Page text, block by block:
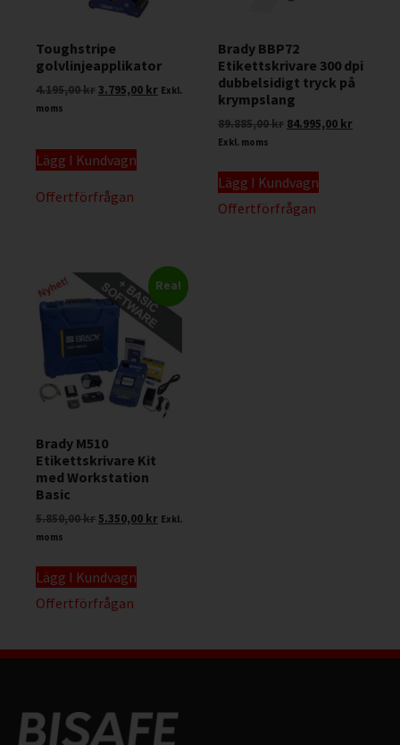
Toughstripe
golvlinjeapplikator
4.195,00kr3.795,00 kr Exkl.
moms
Lägg I Kundvagn
Offertförfrågan
Brady BBP72
Etikettskrivare 300 dpi
dubbelsidigt tryck på
krympslang
89.885,00kr 84.995,00 kr
Exkl. moms
Lägg I Kundvagn
Offertförfrågan
Rea!
Brady M510
Etikettskrivare Kit
med Workstation
Basic
5.850,00kr5.350,00 kr Exkl.
moms
Lägg I Kundvagn
Offertförfrågan